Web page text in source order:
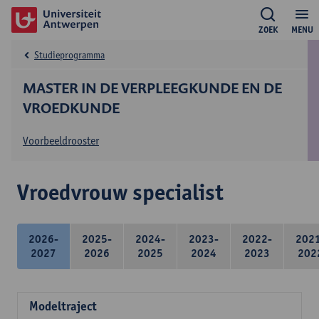
MENU
ZOEK
MASTER IN DE VERPLEEGKUNDE EN DE
VROEDKUNDE
Studieprogramma
Voorbeeldrooster
Vroedvrouw specialist
2026-
2027
2025-
2026
2024-
2025
2023-
2024
2022-
2023
Modeltraject